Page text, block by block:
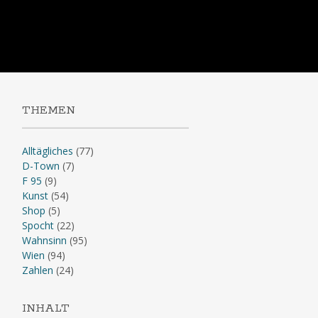
content
THEMEN
Alltägliches (77)
D-Town (7)
F 95 (9)
Kunst(54)
Shop (5)
Spocht(22)
Wahnsinn (95)
Wien (94)
Zahlen (24)
INHALT